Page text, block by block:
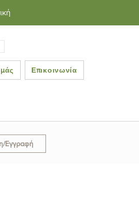
Επικοινωνία
Εγγραφή